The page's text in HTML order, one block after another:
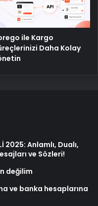
ile Kargo
Daha Kolay
2025: Anlamlı, Dualı,
ve Sözleri!
değilim
ve banka hesaplarına